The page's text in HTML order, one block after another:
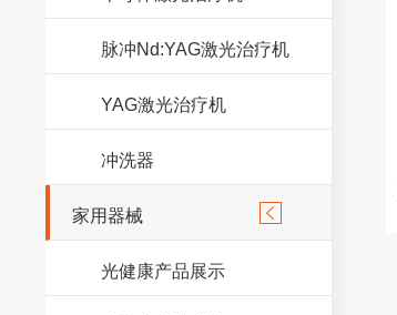
脉冲Nd:YAG激光治疗机
YAG激光治疗机
冲洗器
家用器械 
光健康产品展示